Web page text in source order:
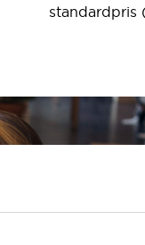
standardpris